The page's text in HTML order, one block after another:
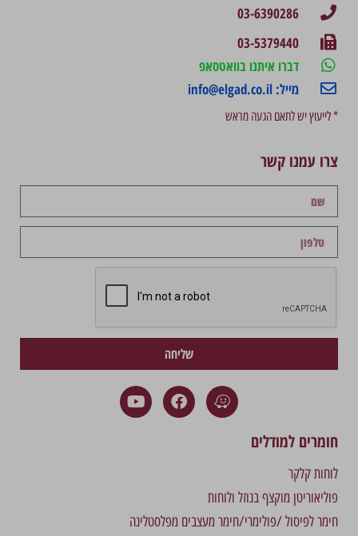
03-6390286
03-5379440
דברו איתנו בוואטסאפ
מייל: info@elgad.co.il
* לייעוץ יש לתאם הגעה מראש
צרו עמנו קשר
שליחה
חומרים למודלים
לוחות קלקר
פוליאוריטן מוקצף בנוזל ולוחות
חימר לפיסול /פולימרי/חימר מעצבים מפלסטלינה